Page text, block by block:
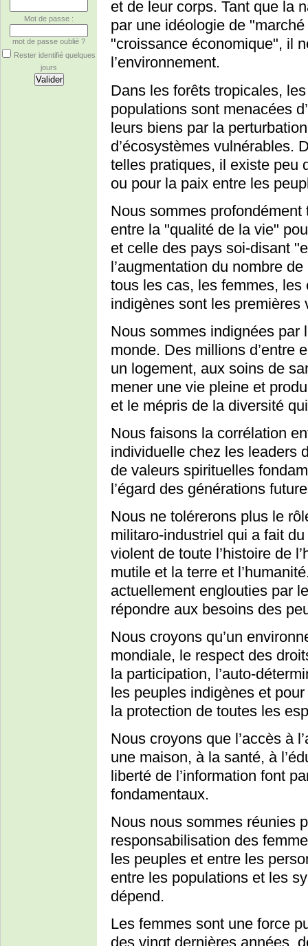
Mot de passe :
mot de passe oublié ?
Rester identifié quelques
jours
et de leur corps. Tant que la
par une idéologie de
"croissance économique", il
l’environnement.
Dans les forêts tropicales,
populations sont menacées
leurs biens par la
d’écosystèmes vulnérables.
telles pratiques, il existe peu
ou pour la paix entre les
Nous sommes
entre la "qualité de la vie"
et celle des pays soi-disant
l’augmentation du nombre
tous les cas, les femmes,
indigènes sont les premières
Nous sommes indignées par
monde. Des millions d’entre
un logement, aux soins de
mener une vie pleine et
et le mépris de la diversité
Nous faisons la corrélation
individuelle chez les leaders
de valeurs spirituelles
l’égard des générations
Nous ne tolérerons plus le
militaro-industriel qui a fait
violent de toute l’histoire de
mutile et la terre et
actuellement englouties par
répondre aux besoins des
Nous croyons qu’un
mondiale, le respect des
la participation, l’auto-
les peuples indigènes et
la protection de toutes les
Nous croyons que l’accès à
une maison, à la santé, à
liberté de l’information font
fondamentaux.
Nous nous sommes réunies
responsabilisation des
les peuples et entre les
entre les populations et les
dépend.
Les femmes sont une force
des vingt dernières années,